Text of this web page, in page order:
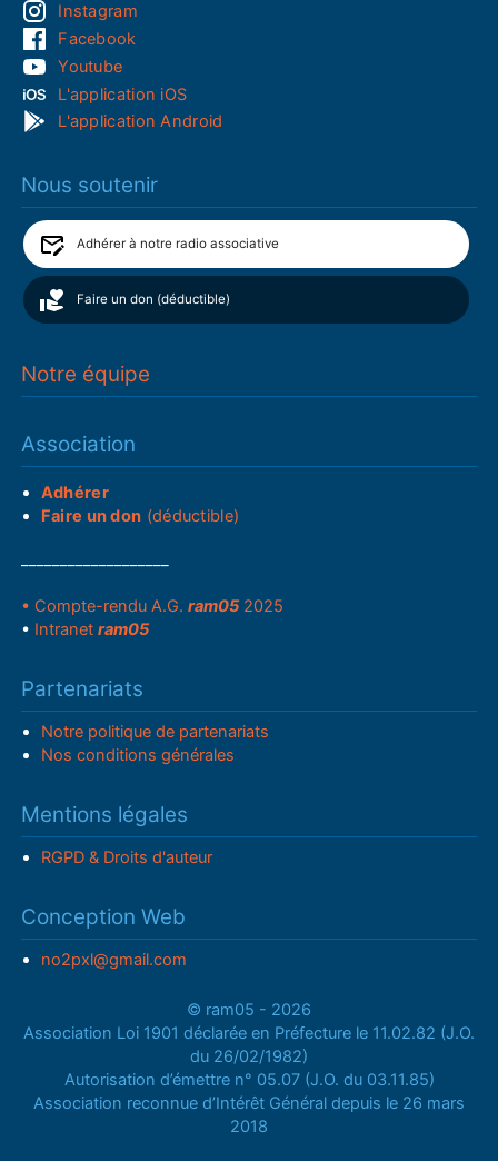
Instagram
Facebook
Youtube
L'application iOS
L'application Android
Nous soutenir
Adhérer à notre radio associative
Faire un don (déductible)
Notre équipe
Association
Adhérer
Faire un don (déductible)
• Compte-rendu A.G.ram05 2025
• Intranetram05
Partenariats
Notre politique de partenariats
Nos conditions générales
Mentions légales
RGPD & Droits d'auteur
Conception Web
no2pxl@gmail.com
© ram05 - 2026
Association Loi 1901 déclarée en Préfecture le 11.02.82 (J.O.
du 26/02/1982)
Autorisation d’émettre n° 05.07 (J.O. du 03.11.85)
Association reconnue d’Intérêt Général depuis le 26 mars
2018